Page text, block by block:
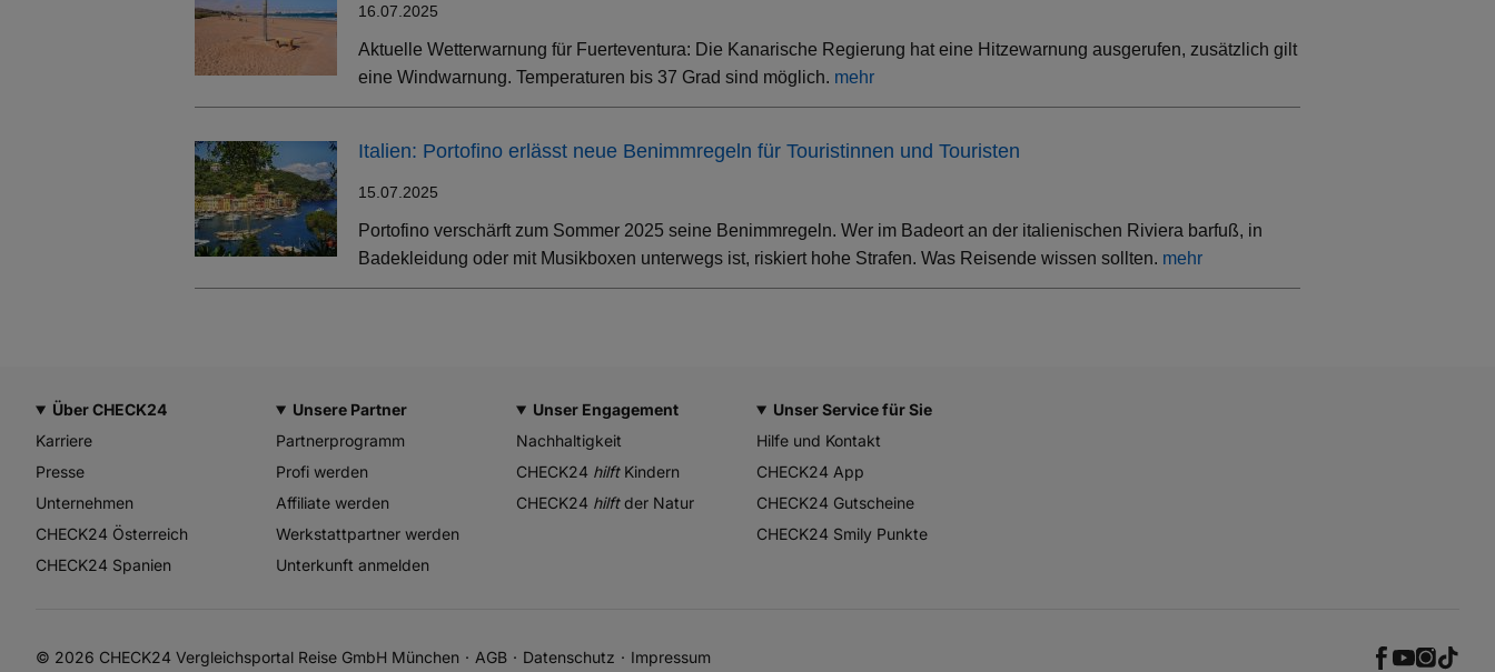
16.07.2025
Aktuelle Wetterwarnung für Fuerteventura: Die Kanarische Regierung hat eine Hitzewarnung ausgerufen, zusätzlich gilt
eine Windwarnung. Temperaturen bis 37 Grad sind möglich. mehr
Italien: Portofino erlässt neue Benimmregeln für Touristinnen und Touristen
15.07.2025
Portofino verschärft zum Sommer 2025 seine Benimmregeln. Wer im Badeort an der italienischen Riviera barfuß, in
Badekleidung oder mit Musikboxen unterwegs ist, riskiert hohe Strafen. Was Reisende wissen sollten. mehr
Über CHECK24
Karriere
Presse
Unternehmen
CHECK24 Österreich
CHECK24 Spanien
Unsere Partner
Partnerprogramm
Profi werden
Affiliate werden
Werkstattpartner werden
Unterkunft anmelden
Unser Engagement
Nachhaltigkeit
CHECK24 hilftKindern
CHECK24 hilftder Natur
Unser Service für Sie
Hilfe und Kontakt
CHECK24 App
CHECK24 Gutscheine
CHECK24 Smily Punkte
© 2026 CHECK24 Vergleichsportal Reise GmbH München AGB Datenschutz Impressum